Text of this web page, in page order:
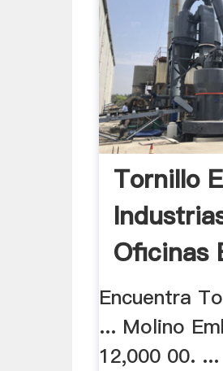
Tornillo
Oficinas
Encuentra
... Molino
12,000 00.